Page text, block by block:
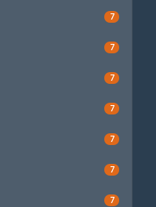
7
7
7
7
7
7
7